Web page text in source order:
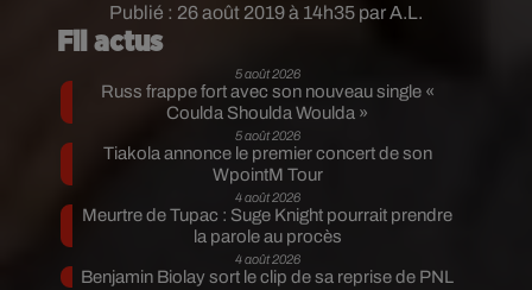
Publié : 26 août 2019 à 14h35 par A.L.
Fil actus
5 août 2026
Russ frappe fort avec son nouveau single «
Coulda Shoulda Woulda »
5 août 2026
Tiakola annonce le premier concert de son
WpointM Tour
4 août 2026
Meurtre de Tupac : Suge Knight pourrait prendre
la parole au procès
4 août 2026
Benjamin Biolay sort le clip de sa reprise de PNL